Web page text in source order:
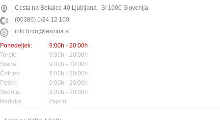
Cesta na Bokalce 40 Ljubljana , SI 1000 Slovenija
(00386) 1/24 12 100
info.brdo@lesnina.si
Ponedeljek:
9:00h - 20:00h
Torek:
9:00h - 20:00h
Sreda:
9:00h - 20:00h
Četrtek:
9:00h - 20:00h
Petek:
9:00h - 20:00h
Sobota:
9:00h - 20:00h
Nedelja:
Zaprto